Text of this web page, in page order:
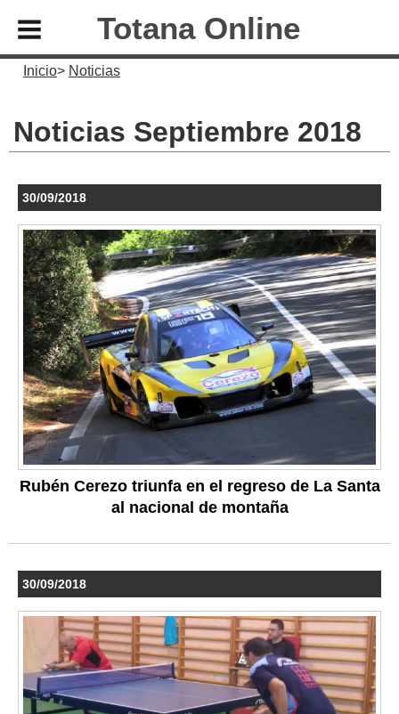
Totana Online
Inicio Noticias
Noticias Septiembre 2018
30/09/2018
Rubén Cerezo triunfa en el regreso de La Santa
al nacional de montaña
30/09/2018